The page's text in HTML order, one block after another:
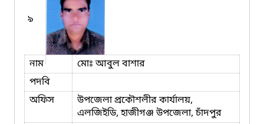
৯
নাম
মোঃ আবুল বাশার
পদবি
অফিস
উপজেলা প্রকৌশলীর কার্যালয়,
এলজিইডি, হাজীগঞ্জ উপজেলা, চাঁদপুর